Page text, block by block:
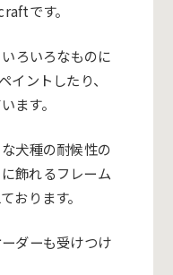
です。
ろいろなものに
ントしたり、
います。
犬種の耐候性の
飾れるフレーム
ております。
ダーも受けつけ